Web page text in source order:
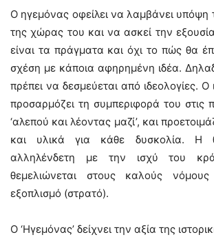
Ο ηγεμόνας οφείλει να λαμβάνει υπόψη
της χώρας του και να ασκεί την
είναι τα πράγματα και όχι το πώς θα
σχέση με κάποια αφηρημένη ιδέα.
πρέπει να δεσμεύεται από ιδεολογίες.
προσαρμόζει τη συμπεριφορά του στις
‘αλεπού και λέοντας μαζί’, και
και υλικά για κάθε δυσκολία. Η
αλληλένδετη με την ισχύ του
θεμελιώνεται στους καλούς
εξοπλισμό (στρατό).
Ο ‘Ηγεμόνας’ δείχνει την αξία της